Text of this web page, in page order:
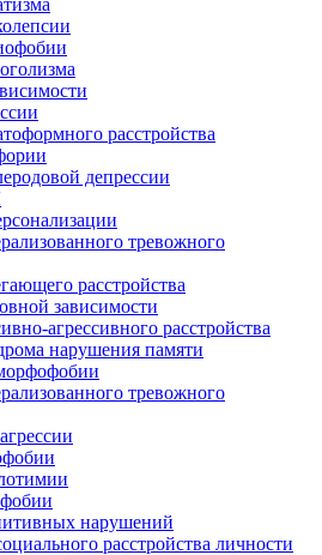
расстройства
депрессии
тревожного
расстройства
зависимости
агрессивного расстройства
нарушения памяти
тревожного
нарушений
расстройства личности